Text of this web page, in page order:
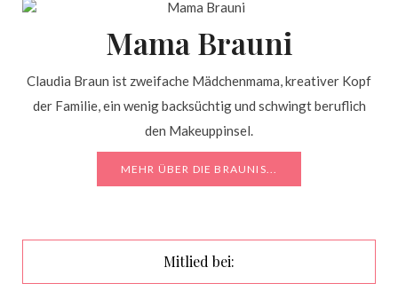
Mama Brauni
Claudia Braun ist zweifache Mädchenmama, kreativer Kopf
der Familie, ein wenig backsüchtig und schwingt beruflich
den Makeuppinsel.
MEHR ÜBER DIE BRAUNIS...
Mitlied bei: